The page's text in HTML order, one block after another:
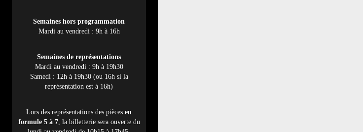
Semaines hors programmation
Mardi au vendredi : 9h à 16h
Semaines de représentations
Mardi au vendredi : 9h à 19h30
Samedi : 12h à 19h30 (ou 16h si la
représentation est à 16h)
Lors des représentations des pièces en
formule 5 à 7, la billetterie sera ouverte du